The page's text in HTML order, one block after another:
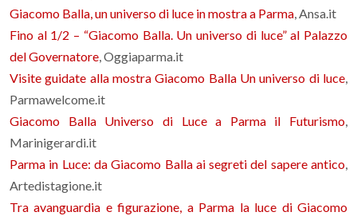
Giacomo Balla, un universo di luce in mostra a Parma, Ansa.it
Fino al 1/2 – “Giacomo Balla. Un universo di luce” al Palazzo
del Governatore, Oggiaparma.it
Visite guidate alla mostra Giacomo Balla Un universo di luce,
Parmawelcome.it
Giacomo Balla Universo di Luce a Parma il Futurismo,
Marinigerardi.it
Parma in Luce: da Giacomo Balla ai segreti del sapere antico,
Artedistagione.it
Tra avanguardia e figurazione, a Parma la luce di Giacomo